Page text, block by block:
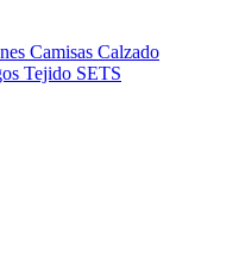
Camisas Calzado
Tejido SETS